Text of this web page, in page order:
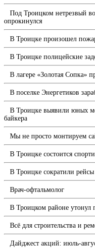
Под Троицком нетрезвый
опрокинулся
В Троицке произошел
В Троицке полицейские
В лагере «Золотая Сопка»
В поселке Энергетиков
В Троицке выявили юных
байкера
Мы не просто монтируем
В Троицке состоится
В Троицке сократили
Врач-офтальмолог
В Троицком районе утонул
Всё для строительства и
Дайджест акций: июль-